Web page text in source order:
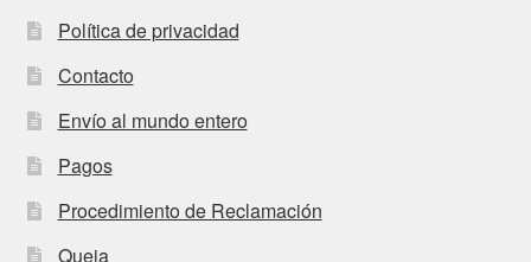
Política de privacidad
Contacto
Envío al mundo entero
Pagos
Procedimiento de Reclamación
Queja